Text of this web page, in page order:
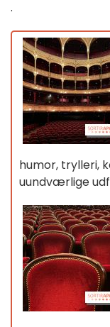
.
humor, trylleri,
uundværlige